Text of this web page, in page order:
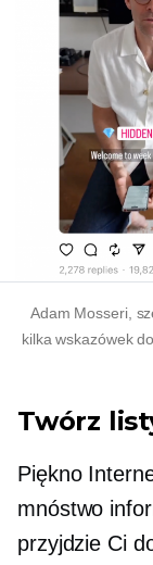
Adam Mosseri,
kilka wskazówek
Twórz
Piękno
mnóstwo
przyjdzie Ci